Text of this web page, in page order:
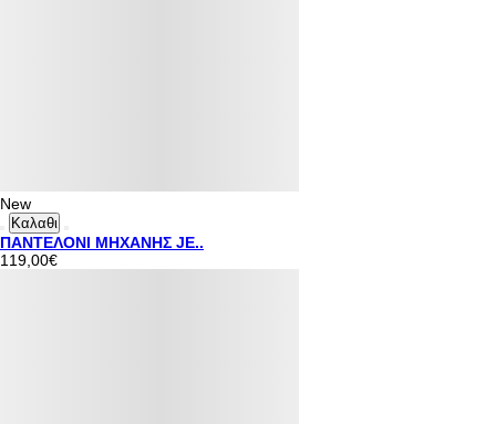
New
Καλαθι
ΠΑΝΤΕΛΟΝΙ ΜΗΧΑΝΗΣ JE..
119,00€